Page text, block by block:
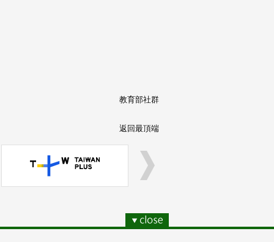
教育部社群
返回最頂端